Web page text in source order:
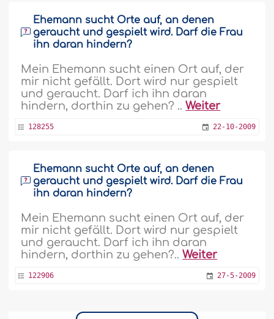
Ehemann sucht Orte auf, an denen
geraucht und gespielt wird. Darf die Frau
ihn daran hindern?
Mein Ehemann sucht einen Ort auf, der
mir nicht gefällt. Dort wird nur gespielt
und geraucht. Darf ich ihn daran
hindern, dorthin zu gehen? ..Weiter
128255 22-10-2009
Ehemann sucht Orte auf, an denen
geraucht und gespielt wird. Darf die Frau
ihn daran hindern?
Mein Ehemann sucht einen Ort auf, der
mir nicht gefällt. Dort wird nur gespielt
und geraucht. Darf ich ihn daran
hindern, dorthin zu gehen?..Weiter
122906 27-5-2009